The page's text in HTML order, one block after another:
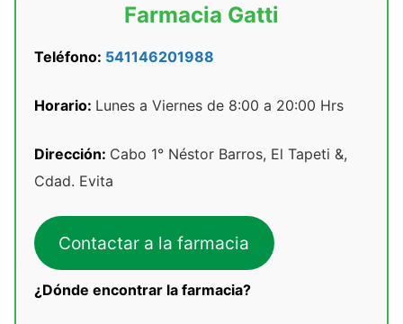
Farmacia Gatti
Teléfono: 541146201988
Horario: Lunes a Viernes de 8:00 a 20:00 Hrs
Dirección: Cabo 1° Néstor Barros, El Tapeti &,
Cdad. Evita
Contactar a la farmacia
¿Dónde encontrar la farmacia?